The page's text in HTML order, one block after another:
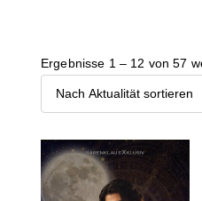
Ergebnisse 1 – 12 von 57